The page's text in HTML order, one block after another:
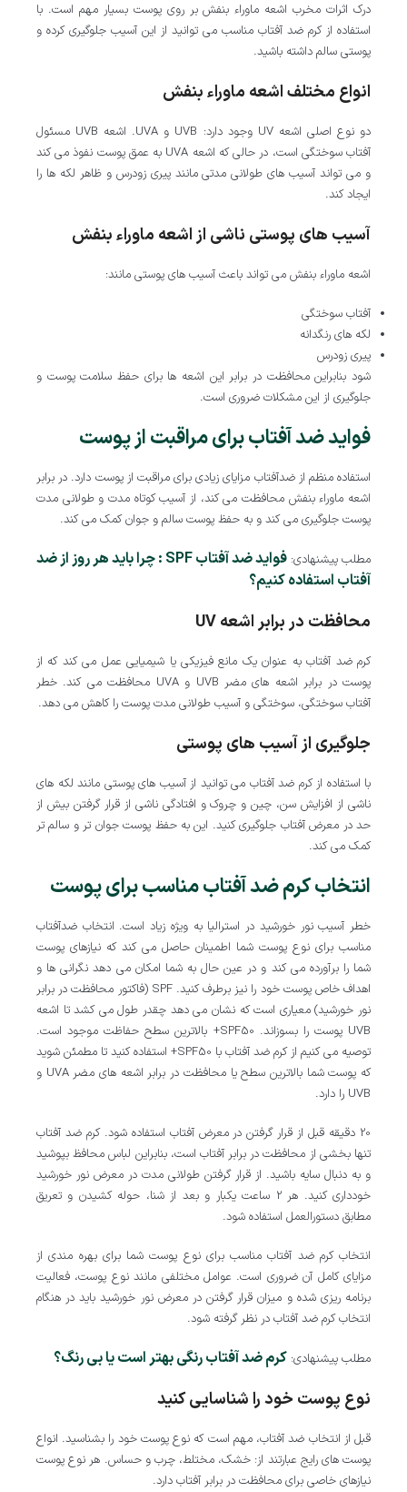
درک اثرات مخرب اشعه ماوراء بنفش بر روی پوست بسیار مهم است. با
استفاده از کرم ضد آفتاب مناسب می توانید از این آسیب جلوگیری کرده و
پوستی سالم داشته باشید.
انواع مختلف اشعه ماوراء بنفش
دو نوع اصلی اشعه UV وجود دارد: UVB و UVA. اشعه UVB مسئول
آفتاب سوختگی است، در حالی که اشعه UVA به عمق پوست نفوذ می کند
و می تواند آسیب های طولانی مدتی مانند پیری زودرس و ظاهر لکه ها را
ایجاد کند.
آسیب های پوستی ناشی از اشعه ماوراء بنفش
اشعه ماوراء بنفش می تواند باعث آسیب های پوستی مانند:
آفتاب سوختگی
لکه های رنگدانه
پیری زودرس
شود بنابراین محافظت در برابر این اشعه ها برای حفظ سلامت پوست و
جلوگیری از این مشکلات ضروری است.
فواید ضد آفتاب برای مراقبت از پوست
استفاده منظم از ضدآفتاب مزایای زیادی برای مراقبت از پوست دارد. در برابر
اشعه ماوراء بنفش محافظت می کند، از آسیب کوتاه مدت و طولانی مدت
پوست جلوگیری می کند و به حفظ پوست سالم و جوان کمک می کند.
مطلب پیشنهادی:
فواید ضد آفتاب SPF : چرا باید هر روز از ضد
آفتاب استفاده کنیم؟
محافظت در برابر اشعه UV
کرم ضد آفتاب به عنوان یک مانع فیزیکی یا شیمیایی عمل می کند که از
پوست در برابر اشعه های مضر UVB و UVA محافظت می کند. خطر
آفتاب سوختگی، سوختگی و آسیب طولانی مدت پوست را کاهش می دهد.
جلوگیری از آسیب های پوستی
با استفاده از کرم ضد آفتاب می توانید از آسیب های پوستی مانند لکه های
ناشی از افزایش سن، چین و چروک و افتادگی ناشی از قرار گرفتن بیش از
حد در معرض آفتاب جلوگیری کنید. این به حفظ پوست جوان تر و سالم تر
کمک می کند.
انتخاب کرم ضد آفتاب مناسب برای پوست
خطر آسیب نور خورشید در استرالیا به ویژه زیاد است. انتخاب ضدآفتاب
مناسب برای نوع پوست شما اطمینان حاصل می کند که نیازهای پوست
شما را برآورده می کند و در عین حال به شما امکان می دهد نگرانی ها و
اهداف خاص پوست خود را نیز برطرف کنید. SPF (فاکتور محافظت در برابر
نور خورشید) معیاری است که نشان می دهد چقدر طول می کشد تا اشعه
UVB پوست را بسوزاند. SPF50+ بالاترین سطح حفاظت موجود است.
توصیه می کنیم از کرم ضد آفتاب با SPF50+ استفاده کنید تا مطمئن شوید
که پوست شما بالاترین سطح یا محافظت در برابر اشعه های مضر UVA و
UVB را دارد.
20 دقیقه قبل از قرار گرفتن در معرض آفتاب استفاده شود. کرم ضد آفتاب
تنها بخشی از محافظت در برابر آفتاب است، بنابراین لباس محافظ بپوشید
و به دنبال سایه باشید. از قرار گرفتن طولانی مدت در معرض نور خورشید
خودداری کنید. هر 2 ساعت یکبار و بعد از شنا، حوله کشیدن و تعریق
مطابق دستورالعمل استفاده شود.
انتخاب کرم ضد آفتاب مناسب برای نوع پوست شما برای بهره مندی از
مزایای کامل آن ضروری است. عوامل مختلفی مانند نوع پوست، فعالیت
برنامه ریزی شده و میزان قرار گرفتن در معرض نور خورشید باید در هنگام
انتخاب کرم ضد آفتاب در نظر گرفته شود.
مطلب پیشنهادی: کرم ضد آفتاب رنگی بهتر است یا بی رنگ؟
نوع پوست خود را شناسایی کنید
قبل از انتخاب ضد آفتاب، مهم است که نوع پوست خود را بشناسید. انواع
پوست های رایج عبارتند از: خشک، مختلط، چرب و حساس. هر نوع پوست
نیازهای خاصی برای محافظت در برابر آفتاب دارد.